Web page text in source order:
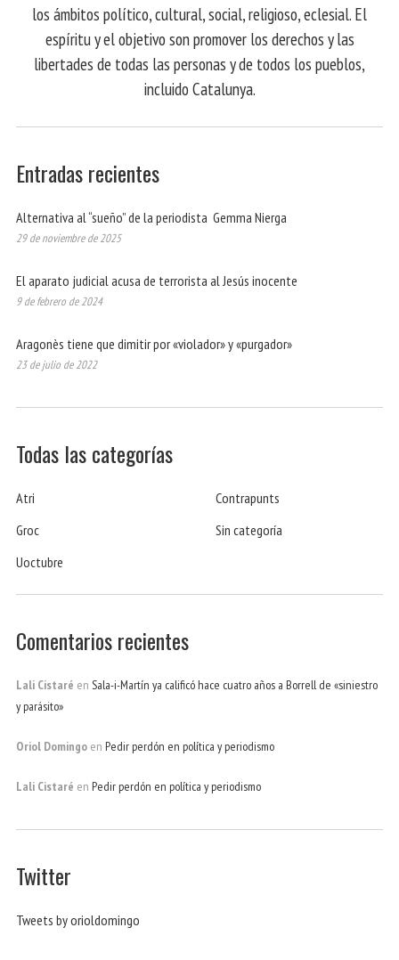
los ámbitos político, cultural, social, religioso, eclesial. El
espíritu y el objetivo son promover los derechos y las
libertades de todas las personas y de todos los pueblos,
incluido Catalunya.
Entradas recientes
Alternativa al “sueño” de la periodista Gemma Nierga
29 de noviembre de 2025
El aparato judicial acusa de terrorista al Jesús inocente
9 de febrero de 2024
Aragonès tiene que dimitir por «violador» y «purgador»
23 de julio de 2022
Todas las categorías
Atri
Contrapunts
Groc
Sin categoría
Uoctubre
Comentarios recientes
Lali Cistaré en Sala-i-Martín ya calificó hace cuatro años a Borrell de «siniestro
y parásito»
Oriol Domingo en Pedir perdón en política y periodismo
Lali Cistaré en Pedir perdón en política y periodismo
Twitter
Tweets by orioldomingo